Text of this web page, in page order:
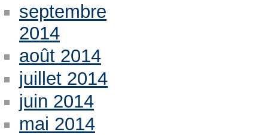
septembre
2014
août 2014
juillet 2014
juin 2014
mai 2014